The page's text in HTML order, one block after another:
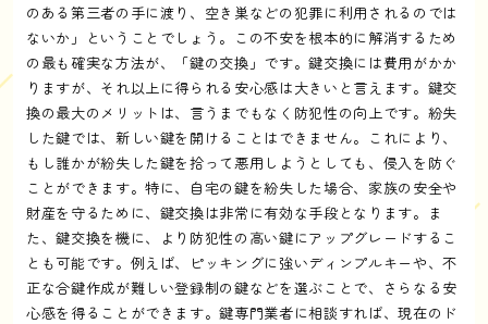
のある第三者の手に渡り、空き巣などの犯罪に利用されるのでは
ないか」ということでしょう。この不安を根本的に解消するため
の最も確実な方法が、「鍵の交換」です。鍵交換には費用がかか
りますが、それ以上に得られる安心感は大きいと言えます。鍵交
換の最大のメリットは、言うまでもなく防犯性の向上です。紛失
した鍵では、新しい鍵を開けることはできません。これにより、
もし誰かが紛失した鍵を拾って悪用しようとしても、侵入を防ぐ
ことができます。特に、自宅の鍵を紛失した場合、家族の安全や
財産を守るために、鍵交換は非常に有効な手段となります。ま
た、鍵交換を機に、より防犯性の高い鍵にアップグレードするこ
とも可能です。例えば、ピッキングに強いディンプルキーや、不
正な合鍵作成が難しい登録制の鍵などを選ぶことで、さらなる安
心感を得ることができます。鍵専門業者に相談すれば、現在のド